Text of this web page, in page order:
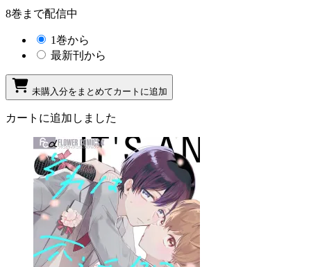
8巻まで配信中
1巻から
最新刊から
未購入分をまとめてカートに追加
カートに追加しました